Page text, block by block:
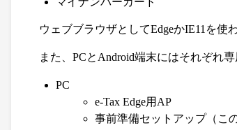
ウェブブラウザとしてEdgeかIE11を使
また、PCとAndroid端末にはそれぞれ
PC
e-Tax Edge用AP
事前準備セットアップ（こ